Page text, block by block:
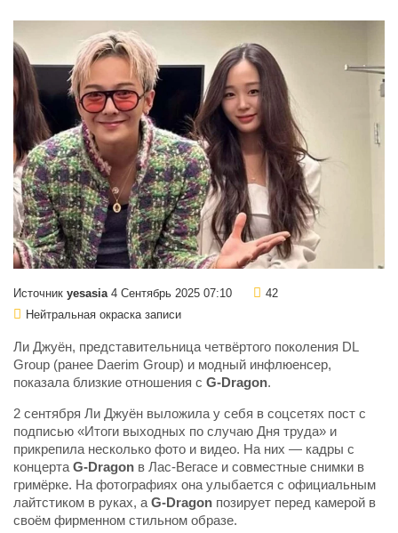
Источник yesasia4 Сентябрь 2025 07:10
42
Нейтральная окраска записи
Ли Джуён, представительница четвёртого поколения DL
Group (ранее Daerim Group) и модный инфлюенсер,
показала близкие отношения с G-Dragon.
2 сентября Ли Джуён выложила у себя в соцсетях пост с
подписью «Итоги выходных по случаю Дня труда» и
прикрепила несколько фото и видео. На них — кадры с
концерта G-Dragon в Лас-Вегасе и совместные снимки в
гримёрке. На фотографиях она улыбается с официальным
лайтстиком в руках, а G-Dragon позирует перед камерой в
своём фирменном стильном образе.